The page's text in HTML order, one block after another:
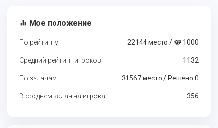
equalizer Мое положение
По рейтингу 22144 место / 1000
Средний рейтинг игроков 1132
По задачам 31567 место / Решено 0
В среднем задач на игрока 356